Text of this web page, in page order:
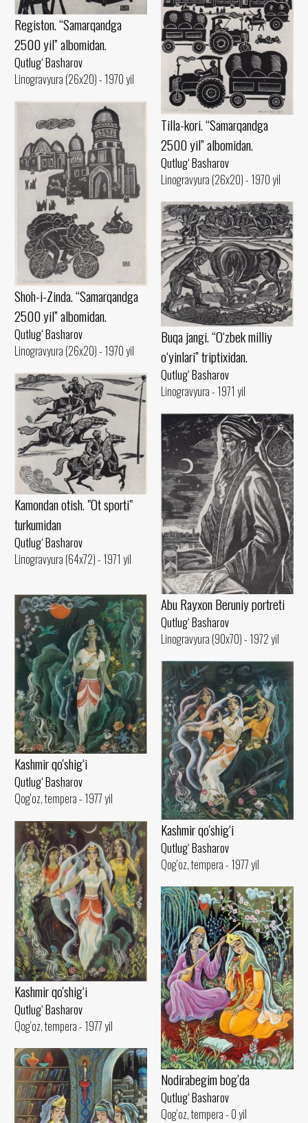
Registon. “Samarqandga
2500 yil” albomidan.
Qutlug‘ Basharov
Linogravyura (26x20) - 1970 yil
Tilla-kori. “Samarqandga
2500 yil” albomidan.
Qutlug‘ Basharov
Linogravyura (26x20) - 1970 yil
Shoh-i-Zinda. “Samarqandga
2500 yil” albomidan.
Qutlug‘ Basharov
Linogravyura (26x20) - 1970 yil
Buqa jangi. “O‘zbek milliy
o‘yinlari” triptixidan.
Qutlug‘ Basharov
Linogravyura - 1971 yil
Kamondan otish. "Ot sporti"
turkumidan
Qutlug‘ Basharov
Linogravyura (64x72) - 1971 yil
Abu Rayxon Beruniy portreti
Qutlug‘ Basharov
Linogravyura (90x70) - 1972 yil
Kashmir qo'shig‘i
Qutlug‘ Basharov
Qog‘oz, tempera - 1977 yil
Kashmir qo'shig‘i
Qutlug‘ Basharov
Qog‘oz, tempera - 1977 yil
Kashmir qo'shig‘i
Qutlug‘ Basharov
Qog‘oz, tempera - 1977 yil
Nodirabegim bog’da
Qutlug‘ Basharov
Qog‘oz, tempera - 0 yil